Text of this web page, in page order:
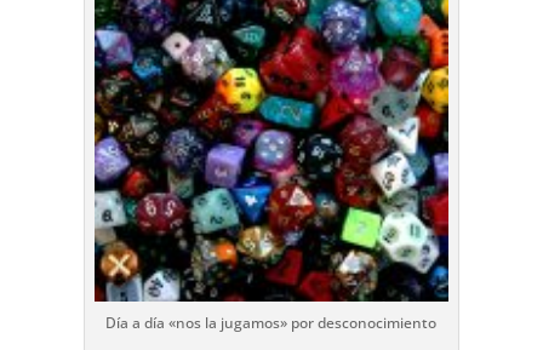
Día a día «nos la jugamos» por desconocimiento